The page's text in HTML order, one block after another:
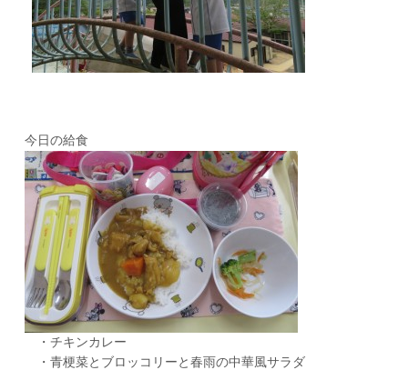
今日の給食
・チキンカレー
・青梗菜とブロッコリーと春雨の中華風サラダ